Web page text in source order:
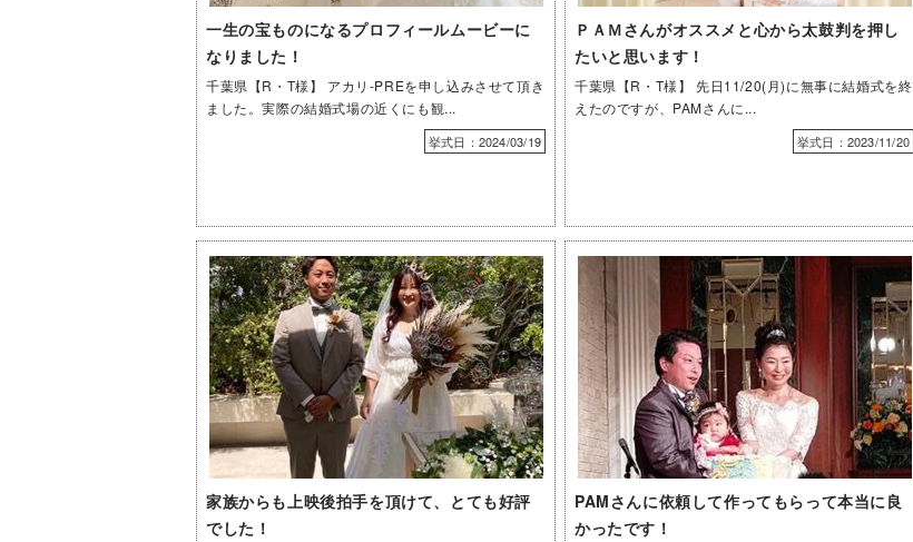
一生の宝ものになるプロフィールムービーに
なりました！
千葉県【R・T様】 アカリ-PREを申し込みさせて頂き
ました。実際の結婚式場の近くにも観...
挙式日：2024/03/19
ＰＡＭさんがオススメと心から太鼓判を押し
たいと思います！
千葉県【R・T様】 先日11/20(月)に無事に結婚式を終
えたのですが、PAMさんに...
挙式日：2023/11/20
家族からも上映後拍手を頂けて、とても好評
でした！
PAMさんに依頼して作ってもらって本当に良
かったです！